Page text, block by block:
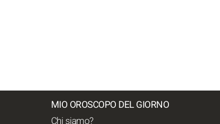
MIO OROSCOPO DEL GIORNO
Chi siamo?